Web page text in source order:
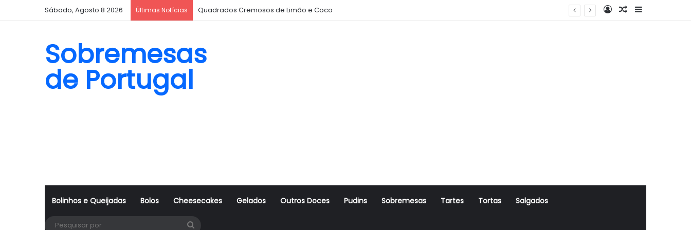
Sábado, Agosto 8 2026 Últimas Notícias Quadrados Cremosos de Limão e Coco Log InArtigo Aleatório
Sidebar
Sobremesas
de Portugal
Bolinhos e Queijadas Bolos Cheesecakes Gelados Outros Doces Pudins Sobremesas Tartes Tortas Salgados